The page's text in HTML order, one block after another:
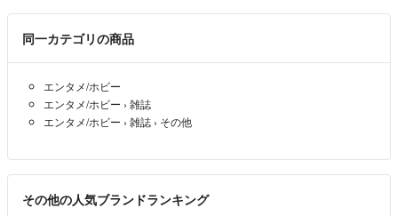
発送は平日のみとさせていただきます
喫煙者 ペットはいません
フルタイムで仕事をしている為 コメントが遅くなることがあります
ご了承ください
お互いが気持ち良くお取引できるよう心がけております どうぞ宜しく
同一カテゴリの商品
エンタメ/ホビー
エンタメ/ホビー › 雑誌
エンタメ/ホビー › 雑誌 › その他
その他の人気ブランドランキング